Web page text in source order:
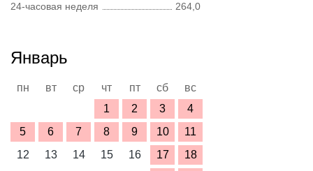
24-часовая неделя
264,0
Январь
пн вт ср чт пт сб
вс
1
2 3
4
5
6 7 8 9 10
11
12
13 14 15 16 17
18